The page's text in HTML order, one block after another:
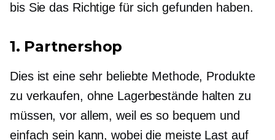
bis Sie das Richtige für sich gefunden haben.
1. Partnershop
Dies ist eine sehr beliebte Methode, Produkte
zu verkaufen, ohne Lagerbestände halten zu
müssen, vor allem, weil es so bequem und
einfach sein kann, wobei die meiste Last auf